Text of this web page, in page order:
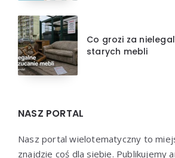
Co grozi za
starych mebli
NASZ PORTAL
Nasz portal wielotematyczny to
znajdzie coś dla siebie. Publikujemy